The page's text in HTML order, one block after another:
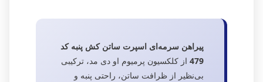
پیراهن سرمه‌ای اسپرت ساتن کش پنبه کد
479 از کلکسیون پرمیوم او دی مد، ترکیبی
بی‌نظیر از ظرافت ساتن، راحتی پنبه و